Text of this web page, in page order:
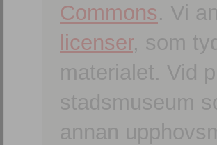
Commons. Vi
licenser, som
materialet. Vid
stadsmuseum
annan